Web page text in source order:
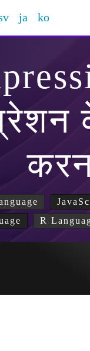
ja ko
R